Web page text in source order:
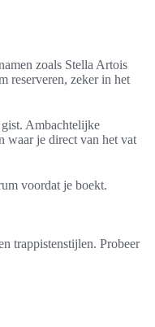
zoals Stella Artois
reserveren, zeker in het
Ambachtelijke
waar je direct van het vat
voordat je boekt.
trappistenstijlen. Probeer